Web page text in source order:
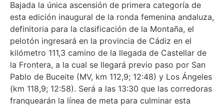
Bajada la única ascensión de primera categoría de
esta edición inaugural de la ronda femenina andaluza,
definitoria para la clasificación de la Montaña, el
pelotón ingresará en la provincia de Cádiz en el
kilómetro 111,3 camino de la llegada de Castellar de
la Frontera, a la cual se llegará previo paso por San
Pablo de Buceite (MV, km 112,9; 12:48) y Los Ángeles
(km 118,9; 12:58). Será a las 13:30 que las corredoras
franquearán la línea de meta para culminar esta